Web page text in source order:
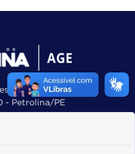
55 - Centro
- Petrolina/PE
3861-8270